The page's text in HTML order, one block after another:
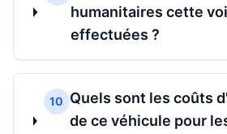
humanitaires cette
effectuées ?
10 Quels sont les coûts
de ce véhicule pour